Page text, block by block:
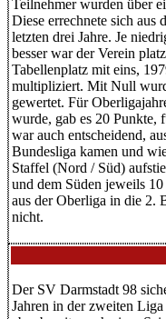
Teilnehmer wurden über
Diese errechnete sich aus
letzten drei Jahre. Je
besser war der Verein
Tabellenplatz mit eins,
multipliziert. Mit Null
gewertet. Für
wurde, gab es 20 Punkte,
war auch entscheidend,
Bundesliga kamen und
Staffel (Nord / Süd)
und dem Süden jeweils
aus der Oberliga in die 2.
nicht.
Der SV Darmstadt 98
Jahren in der zweiten